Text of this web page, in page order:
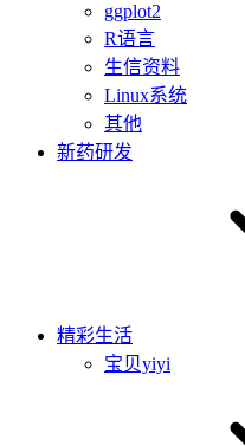
ggplot2
R语言
生信资料
Linux系统
其他
新药研发
精彩生活
宝贝yiyi